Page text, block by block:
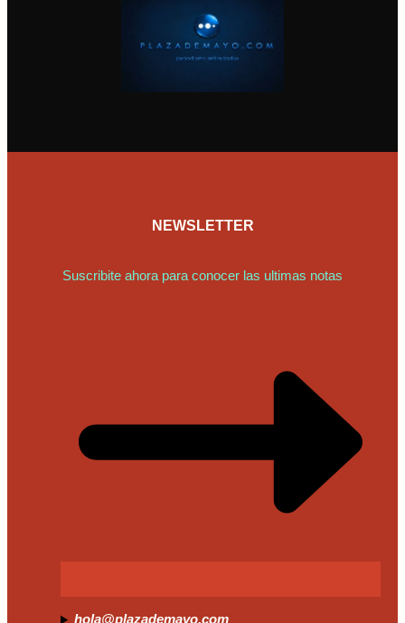
NEWSLETTER
Suscribite ahora para conocer las ultimas notas
hola@plazademayo.com